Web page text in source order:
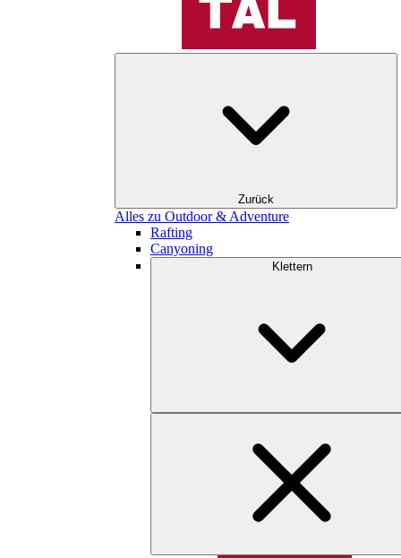
Zurück
Alles zu Outdoor & Adventure
Rafting
Canyoning
Klettern